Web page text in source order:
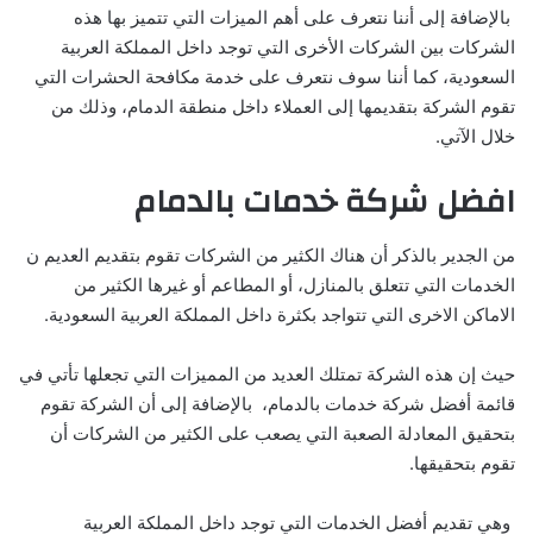
بالإضافة إلى أننا نتعرف على أهم الميزات التي تتميز بها هذه
الشركات بين الشركات الأخرى التي توجد داخل المملكة العربية
السعودية، كما أننا سوف نتعرف على خدمة مكافحة الحشرات التي
تقوم الشركة بتقديمها إلى العملاء داخل منطقة الدمام، وذلك من
خلال الآتي.
افضل شركة خدمات بالدمام
من الجدير بالذكر أن هناك الكثير من الشركات تقوم بتقديم العديم ن
الخدمات التي تتعلق بالمنازل، أو المطاعم أو غيرها الكثير من
الاماكن الاخرى التي تتواجد بكثرة داخل المملكة العربية السعودية.
حيث إن هذه الشركة تمتلك العديد من المميزات التي تجعلها تأتي في
قائمة أفضل شركة خدمات بالدمام، بالإضافة إلى أن الشركة تقوم
بتحقيق المعادلة الصعبة التي يصعب على الكثير من الشركات أن
تقوم بتحقيقها.
وهي تقديم أفضل الخدمات التي توجد داخل المملكة العربية